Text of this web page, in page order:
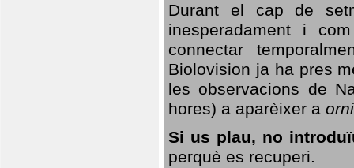
Durant el cap de
inesperadament i
connectar
Biolovision ja ha pres
les observacions de
hores) a aparèixer a
Si us plau, no
perquè es recuperi.